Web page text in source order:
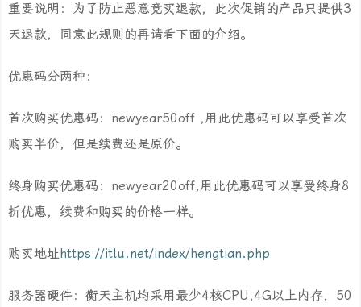
重要说明：为了防止恶意竞买退款，此次促销的产品只提供3
天退款，同意此规则的再请看下面的介绍。
优惠码分两种：
首次购买优惠码：newyear50off ,用此优惠码可以享受首次
购买半价，但是续费还是原价。
终身购买优惠码：newyear20off,用此优惠码可以享受终身8
折优惠，续费和购买的价格一样。
购买地址https://itlu.net/index/hengtian.php
服务器硬件：衡天主机均采用最少4核CPU,4G以上内存，50